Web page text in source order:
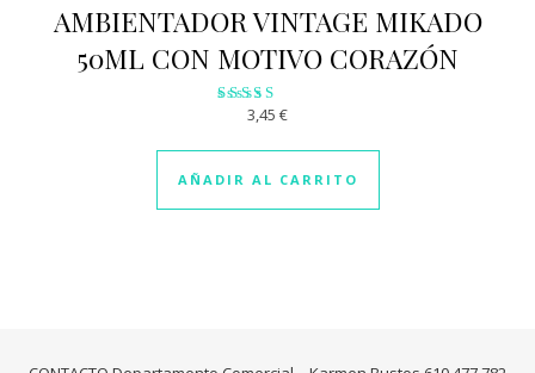
AMBIENTADOR VINTAGE MIKADO
50ML CON MOTIVO CORAZÓN
Valorado
3.01
de 5
3,45 €
AÑADIR AL CARRITO